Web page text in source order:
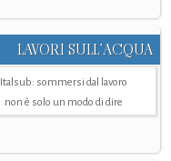
LAVORI SULL’ACQUA
Italsub: sommersi dal lavoro
non è solo un modo di dire